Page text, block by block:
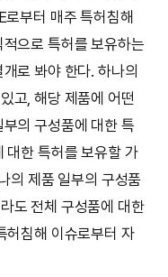
부터 매주 특허침해
으로 특허를 보유하는
로 봐야 한다. 하나의
고, 해당 제품에 어떤
의 구성품에 대한 특
대한 특허를 보유할 가
의 제품 일부의 구성품
도 전체 구성품에 대한
허침해 이슈로부터 자